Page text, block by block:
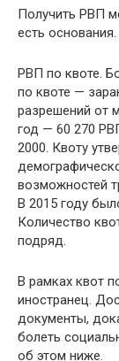
Получить РВП
есть основания.
РВП по квоте.
по квоте —
разрешений от
год — 60 270
2000. Квоту
возможностей
В 2015 году
Количество
подряд.
В рамках квот
иностранец.
документы,
болеть
об этом ниже.